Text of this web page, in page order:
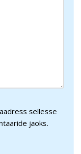
sellesse
jaoks.